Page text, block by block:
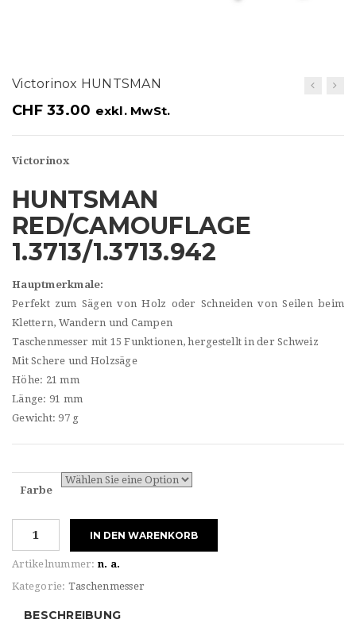
n
Victorinox HUNTSMAN
CHF33.00 exkl. MwSt.
Victorinox
HUNTSMAN
RED/CAMOUFLAGE
1.3713/1.3713.942
Hauptmerkmale:
Perfekt zum Sägen von Holz oder Schneiden von Seilen beim
Klettern, Wandern und Campen
Taschenmesser mit 15 Funktionen, hergestellt in der Schweiz
Mit Schere und Holzsäge
Höhe: 21 mm
Länge: 91 mm
Gewicht: 97 g
Farbe
Menge
IN DEN WARENKORB
Artikelnummer: n. a.
Kategorie: Taschenmesser
BESCHREIBUNG